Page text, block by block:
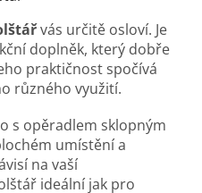
vás určitě osloví. Je
doplněk, který dobře
praktičnost spočívá
různého využití.
s opěradlem sklopným
umístění a
na vaší
ideální jak pro